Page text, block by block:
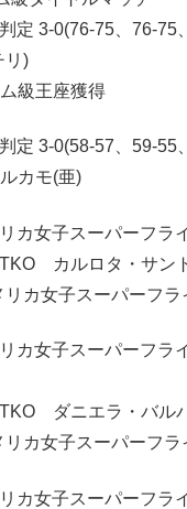
定 3-0(76-75、76-
リ)
級王座獲得
定 3-0(58-57、59-55
カモ(亜)
カ女子スーパーフラ
カルロタ・サン
カ女子スーパーフラ
カ女子スーパーフラ
ダニエラ・バル
カ女子スーパーフ
カ女子スーパーフラ